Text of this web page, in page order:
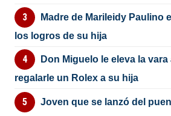
Madre de Marileidy Paulino
los logros de su hija
Don Miguelo le eleva la vara
regalarle un Rolex a su hija
Joven que se lanzó del